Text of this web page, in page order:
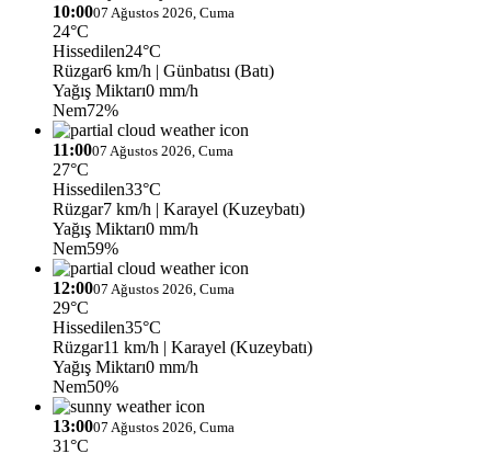
10:0007 Ağustos 2026, Cuma
24°C
Hissedilen24°C
Rüzgar6 km/h | Günbatısı (Batı)
Yağış Miktarı0 mm/h
Nem72%
11:0007 Ağustos 2026, Cuma
27°C
Hissedilen33°C
Rüzgar7 km/h | Karayel (Kuzeybatı)
Yağış Miktarı0 mm/h
Nem59%
12:0007 Ağustos 2026, Cuma
29°C
Hissedilen35°C
Rüzgar11 km/h | Karayel (Kuzeybatı)
Yağış Miktarı0 mm/h
Nem50%
13:0007 Ağustos 2026, Cuma
31°C